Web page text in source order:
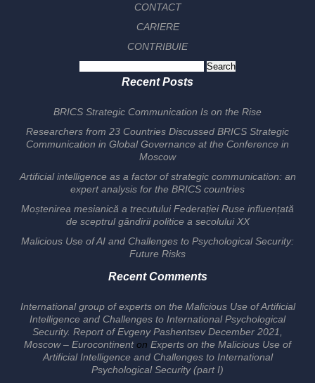
CONTACT
CARIERE
CONTRIBUIE
Recent Posts
BRICS Strategic Communication Is on the Rise
Researchers from 23 Countries Discussed BRICS Strategic
Communication in Global Governance at the Conference in
Moscow
Artificial intelligence as a factor of strategic communication: an
expert analysis for the BRICS countries
Moștenirea mesianică a trecutului Federației Ruse influențată
de sceptrul gândirii politice a secolului XX
Malicious Use of AI and Challenges to Psychological Security:
Future Risks
Recent Comments
International group of experts on the Malicious Use of Artificial
Intelligence and Challenges to International Psychological
Security. Report of Evgeny Pashentsev December 2021,
Moscow – Eurocontinenton Experts on the Malicious Use of
Artificial Intelligence and Challenges to International
Psychological Security (part I)